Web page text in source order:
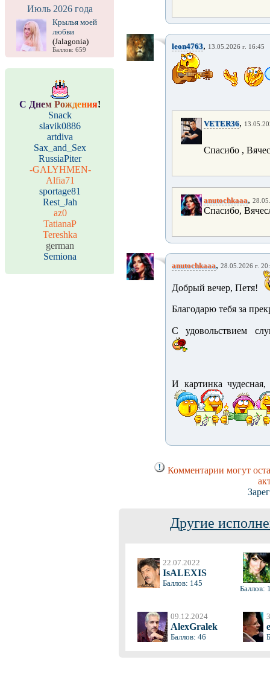
Июль 2026 года
Крылья моей
любви
(Jalagonia)
Баллов: 659
С Днем Рождения!
Snack
slavik0886
artdiva
Sax_and_Sex
RussiaPiter
-GALYHMEN-
Alfia71
sportage81
Rest_Jah
az0
TatianaP
Tereshka
german
Semiona
leon4763, 13.05.2026 г. 16:45
VETER36,
Спасибо ,
anutochkaaa,
Спасибо,
anutochkaaa, 28.05.2026 г.
Добрый вечер, Петя!
Благодарю тебя за
С удовольствием
И картинка
Комментарии могут
Другие
22.07.2022
IsALEXIS
Баллов: 145
Баллов:
09.12.2024
AlexGralek
Баллов: 46